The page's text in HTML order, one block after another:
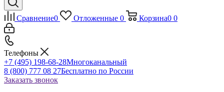
Сравнение0 Отложенные 0 Корзина0 0
Телефоны
+7 (495) 198-68-28Многоканальный
8 (800) 777 08 27Бесплатно по России
Заказать звонок